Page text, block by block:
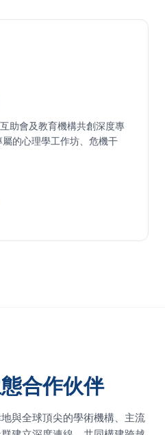
助會及教育機構共創深度專
的心理學工作坊、危機干
合作伙伴
與全球頂尖的學術機構、主流